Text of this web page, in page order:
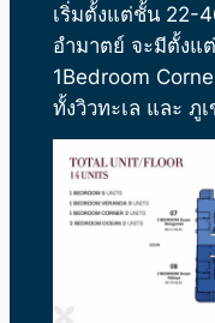
เริ่มตั้งแต่ชั้น 22-
อำมาตย์ จะมีตั้งแ
1Bedroom
ทั้งวิวทะเล และ ภูเ